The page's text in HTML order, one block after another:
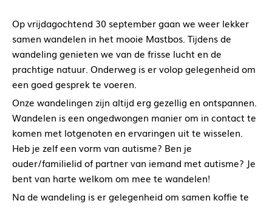
Op vrijdagochtend 30 september gaan we weer lekker
samen wandelen in het mooie Mastbos. Tijdens de
wandeling genieten we van de frisse lucht en de
prachtige natuur. Onderweg is er volop gelegenheid om
een goed gesprek te voeren.
Onze wandelingen zijn altijd erg gezellig en ontspannen.
Wandelen is een ongedwongen manier om in contact te
komen met lotgenoten en ervaringen uit te wisselen.
Heb je zelf een vorm van autisme? Ben je
ouder/familielid of partner van iemand met autisme? Je
bent van harte welkom om mee te wandelen!
Na de wandeling is er gelegenheid om samen koffie te